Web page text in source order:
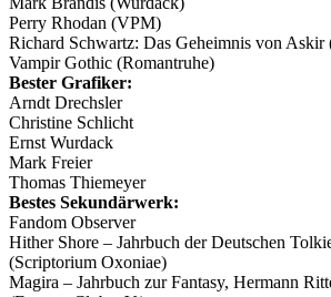
Perry Rhodan (VPM)
Richard Schwartz: Das Geheimnis von Askir
Vampir Gothic (Romantruhe)
Bester Grafiker:
Arndt Drechsler
Christine Schlicht
Ernst Wurdack
Mark Freier
Thomas Thiemeyer
Bestes Sekundärwerk:
Fandom Observer
Hither Shore – Jahrbuch der Deutschen
(Scriptorium Oxoniae)
Magira – Jahrbuch zur Fantasy, Hermann